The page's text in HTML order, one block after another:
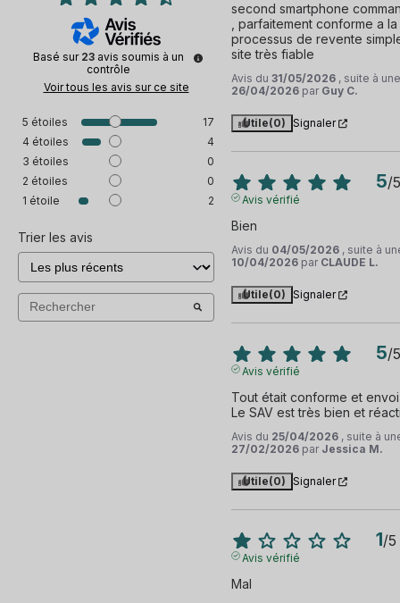
Basé sur 23 avis soumis à un
contrôle
Voir tous les avis sur ce site
5 étoiles
17
4 étoiles
4
3 étoiles
0
2 étoiles
0
1 étoile 2
Trier les avis
second smartphone
, parfaitement conforme a
processus de revente
site très fiable
Avis du 31/05/2026 , suite à
26/04/2026 par Guy C.
Utile(0) Signaler
5/5
Avis vérifié
Bien
Avis du 04/05/2026 , suite à
10/04/2026 par CLAUDE L.
Utile(0) Signaler
5/5
Avis vérifié
Tout était conforme et
Le SAV est très bien et
Avis du 25/04/2026 , suite à
27/02/2026 par Jessica M.
Utile(0) Signaler
1/5
Avis vérifié
Mal